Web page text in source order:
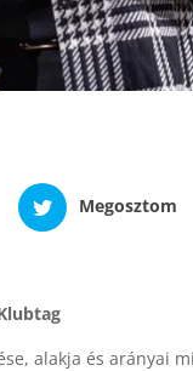
Megosztom
alakja és arányai